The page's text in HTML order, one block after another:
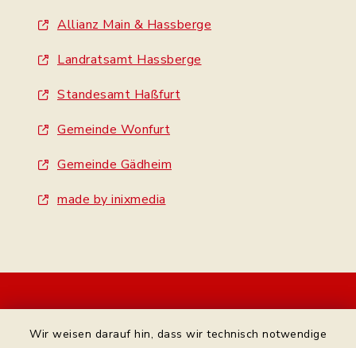
Wir weisen darauf hin, dass wir technisch notwendige
Allianz Main & Hassberge
Landratsamt Hassberge
Standesamt Haßfurt
Gemeinde Wonfurt
Gemeinde Gädheim
made by inixmedia